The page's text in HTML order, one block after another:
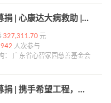
慈善募捐 | 心康达大病救助 | 帮帮公益
327,311.70 元
人次参与
： 广东省心智家园慈善基金会
慈善募捐 | 携手希望工程，圆梦微心愿 | 帮帮公益